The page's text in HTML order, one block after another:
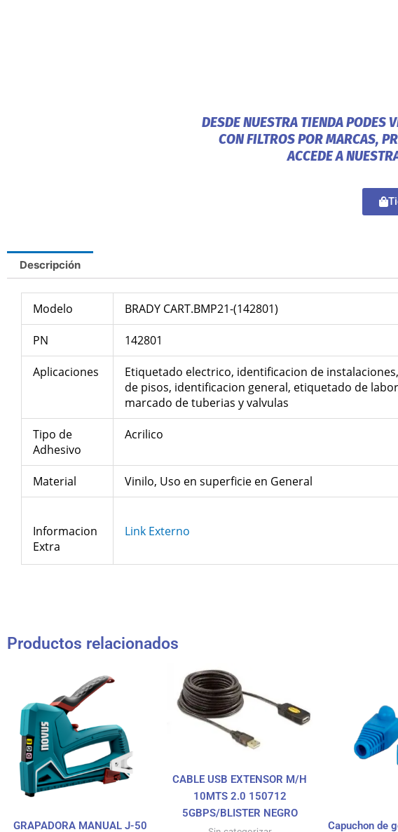
DESDE NUESTRA TIENDA PODES
CON FILTROS POR MARCAS,
ACCEDE A
Descripción
Modelo BRADY CART.BMP21-(142801)
PN 142801
Aplicaciones
Etiquetado electrico, identificacion de
de pisos, identificacion general, etiquetado de
marcado de tuberias y valvulas
Tipo de
Adhesivo
Acrilico
Material Vinilo, Uso en superficie en General
Informacion
Extra
Link Externo
Productos relacionados
GRAPADORA MANUAL J-50
CABLE USB EXTENSOR M/H
10MTS 2.0 150712
5GBPS/BLISTER NEGRO
Capuchon de